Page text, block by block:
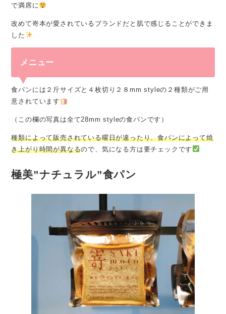
で満席に
改めて嵜本が愛されているブランドだと肌で感じることができま
した
メニュー
食パンには２斤サイズと４枚切り２８mm styleの２種類がご用
意されています
（この欄の写真は全て28mm styleの食パンです）
種類によって販売されている曜日が違ったり、食パンによって焼
き上がり時間が異なるので、気になる方は要チェックです
極美”ナチュラル”食パン